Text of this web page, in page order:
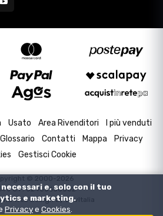
Usato Area Rivenditori
I più venduti
Glossario Contatti Mappa
Privacy
Gestisci Cookie
© 2000-2026
e C.F. 02433630502
Web Design byDevItalia
e, solo con il tuo
e marketing.
Privacye Cookies